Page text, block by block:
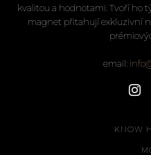
kvalitou a hodnotami. Tvoří ho
magnet přitahují exkluzivní
email:
KNOW